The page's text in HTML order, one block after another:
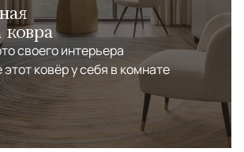
своего интерьера
ковёр у себя в комнате